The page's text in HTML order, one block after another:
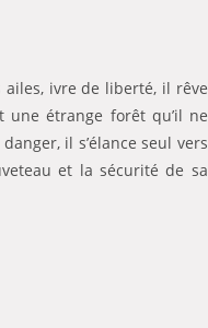
ivre de liberté, il rêve
une étrange forêt qu’il ne
il s’élance seul vers
et la sécurité de sa